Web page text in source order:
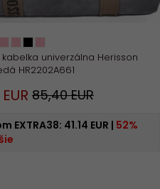
univerzálna Herisson
HR2202A661
EUR 85,40 EUR
EXTRA38: 41.14 EUR | 52%